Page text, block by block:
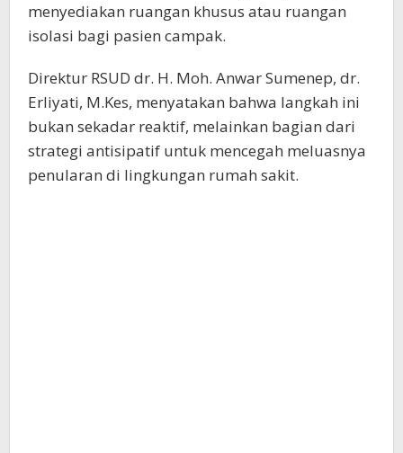
menyediakan ruangan khusus atau ruangan
isolasi bagi pasien campak.
Direktur RSUD dr. H. Moh. Anwar Sumenep, dr.
Erliyati, M.Kes, menyatakan bahwa langkah ini
bukan sekadar reaktif, melainkan bagian dari
strategi antisipatif untuk mencegah meluasnya
penularan di lingkungan rumah sakit.